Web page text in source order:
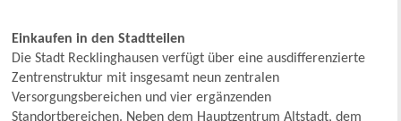
Einkaufen in den Stadtteilen
Die Stadt Recklinghausen verfügt über eine ausdifferenzierte
Zentrenstruktur mit insgesamt neun zentralen
Versorgungsbereichen und vier ergänzenden
Standortbereichen. Neben dem Hauptzentrum Altstadt, dem